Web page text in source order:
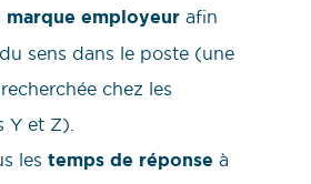
marque employeur afin
sens dans le poste (une
chez les
Y et Z).
les temps de réponse à